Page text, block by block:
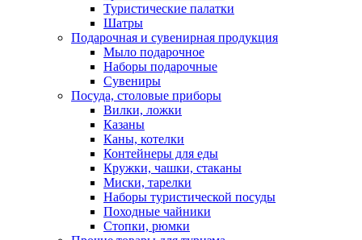
Туристические палатки
Шатры
Подарочная и сувенирная продукция
Мыло подарочное
Наборы подарочные
Сувениры
Посуда, столовые приборы
Вилки, ложки
Казаны
Каны, котелки
Контейнеры для еды
Кружки, чашки, стаканы
Миски, тарелки
Наборы туристической посуды
Походные чайники
Стопки, рюмки